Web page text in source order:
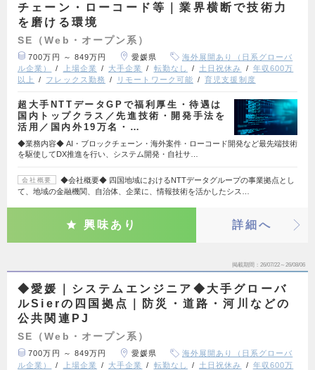
チェーン・ローコード等｜業界横断で技術力
を磨ける環境
SE（Web・オープン系）
700万円 ～ 849万円 愛媛県
海外展開あり（日系グローバ
ル企業）
上場企業 大手企業 転勤なし 土日祝休み
年収600万
以上
フレックス勤務 リモートワーク可能 育児支援制度
超大手NTTデータGPで福利厚生・待遇は
国内トップクラス／先進技術・開発手法を
活用／国内外19万名・…
◆業務内容◆ AI・ブロックチェーン・海外案件・ローコード開発など最先端技術
を駆使してDX推進を行い、システム開発・自社サ…
会社概要
◆会社概要◆ 四国地域におけるNTTデータグループの事業拠点とし
て、地域の金融機関、自治体、企業に、情報技術を活かしたシス…
興味あり 詳細へ
掲載期間 26/07/22～26/08/06
◆愛媛｜システムエンジニア◆大手グローバ
ルSierの四国拠点｜防災・道路・河川などの
公共関連PJ
SE（Web・オープン系）
700万円 ～ 849万円 愛媛県
海外展開あり（日系グローバ
ル企業）
上場企業 大手企業 転勤なし 土日祝休み
年収600万